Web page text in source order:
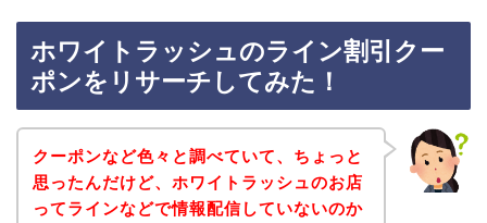
ホワイトラッシュのライン割引クー
ポンをリサーチしてみた！
クーポンなど色々と調べていて、ちょっと
思ったんだけど、ホワイトラッシュのお店
ってラインなどで情報配信していないのか